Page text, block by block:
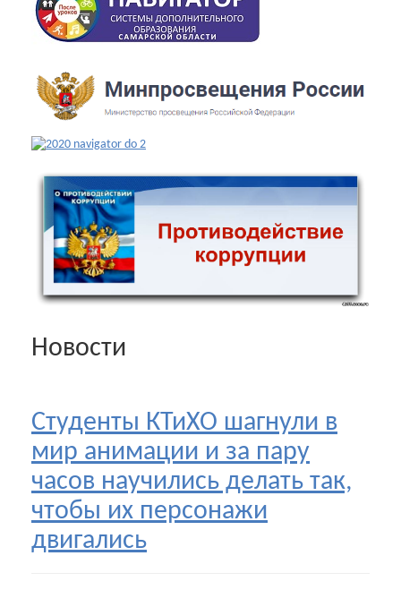
Новости
Студенты КТиХО шагнули в
мир анимации и за пару
часов научились делать так,
чтобы их персонажи
двигались